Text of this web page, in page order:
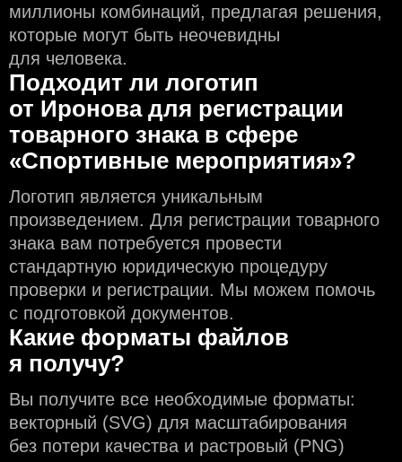
миллионы комбинаций, предлагая решения,
которые могут быть неочевидны
для человека.
Подходит ли логотип
от Иронова для регистрации
товарного знака в сфере
«Спортивные мероприятия»?
Логотип является уникальным
произведением. Для регистрации товарного
знака вам потребуется провести
стандартную юридическую процедуру
проверки и регистрации. Мы можем помочь
с подготовкой документов.
Какие форматы файлов
я получу?
Вы получите все необходимые форматы:
векторный (SVG) для масштабирования
без потери качества и растровый (PNG)